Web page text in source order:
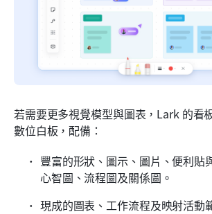
若需要更多視覺模型與圖表，Lark 的看
數位白板，配備：
豐富的形狀、圖示、圖片、便利貼
心智圖、流程圖及關係圖。
現成的圖表、工作流程及映射活動